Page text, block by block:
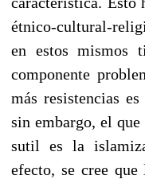
étnico-cultural-
en estos mismos
componente
más resistencias
sin embargo, el que
sutil es la
efecto, se cree